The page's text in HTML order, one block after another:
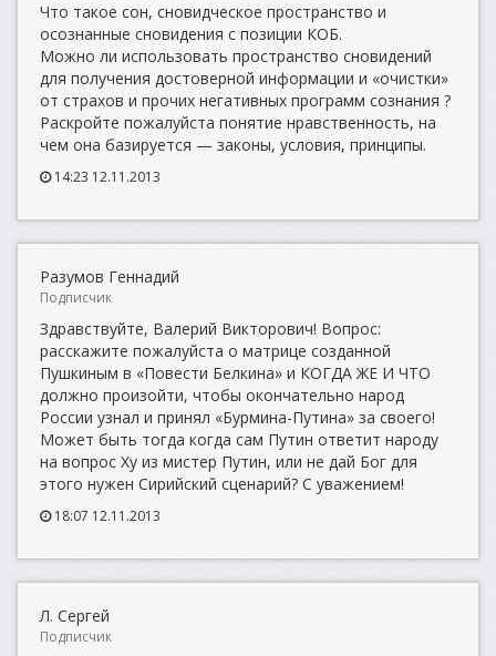
Что такое сон, сновидческое пространство и
осознанные сновидения с позиции КОБ.
Можно ли использовать пространство сновидений
для получения достоверной информации и «очистки»
от страхов и прочих негативных программ сознания ?
Раскройте пожалуйста понятие нравственность, на
чем она базируется — законы, условия, принципы.
14:23 12.11.2013
Разумов Геннадий
Подписчик
Здравствуйте, Валерий Викторович! Вопрос:
расскажите пожалуйста о матрице созданной
Пушкиным в «Повести Белкина» и КОГДА ЖЕ И ЧТО
должно произойти, чтобы окончательно народ
России узнал и принял «Бурмина-Путина» за своего!
Может быть тогда когда сам Путин ответит народу
на вопрос Ху из мистер Путин, или не дай Бог для
этого нужен Сирийский сценарий? С уважением!
18:07 12.11.2013
Л. Сергей
Подписчик